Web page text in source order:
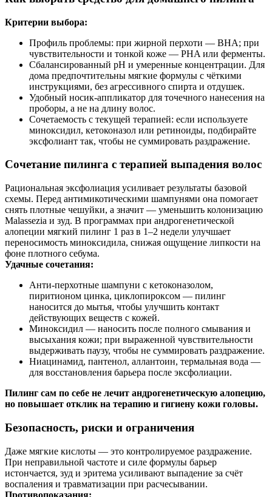
Критерии выбора:
Профиль проблемы: при жирной перхоти — BHA; при
чувствительности и тонкой коже — PHA или ферменты.
Сбалансированный pH и умеренные концентрации. Для
дома предпочтительны мягкие формулы с чёткими
инструкциями, без агрессивного спирта и отдушек.
Удобный носик‑аппликатор для точечного нанесения на
проборы, а не на длину волос.
Сочетаемость с текущей терапией: если используете
миноксидил, кетоконазол или ретиноиды, подбирайте
эксфолиант так, чтобы не суммировать раздражение.
Сочетание пилинга с терапией выпадения волос
Рациональная эксфолиация усиливает результаты базовой
схемы. Перед антимикотическими шампунями она помогает
снять плотные чешуйки, а значит — уменьшить колонизацию
Malassezia и зуд. В программах при андрогенетической
алопеции мягкий пилинг 1 раз в 1–2 недели улучшает
переносимость миноксидила, снижая ощущение липкости на
фоне плотного себума.
Удачные сочетания:
Анти‑перхотные шампуни с кетоконазолом,
пиритионом цинка, циклопироксом — пилинг
наносится до мытья, чтобы улучшить контакт
действующих веществ с кожей.
Миноксидил — наносить после полного смывания и
высыхания кожи; при выраженной чувствительности
выдерживать паузу, чтобы не суммировать раздражение.
Ниацинамид, пантенол, аллантоин, термальная вода —
для восстановления барьера после эксфолиации.
Пилинг сам по себе не лечит андрогенетическую алопецию,
но повышает отклик на терапию и гигиену кожи головы.
Безопасность, риски и ограничения
Даже мягкие кислоты — это контролируемое раздражение.
При неправильной частоте и силе формулы барьер
истончается, зуд и эритема усиливают выпадение за счёт
воспаления и травматизации при расчесывании.
Противопоказания: